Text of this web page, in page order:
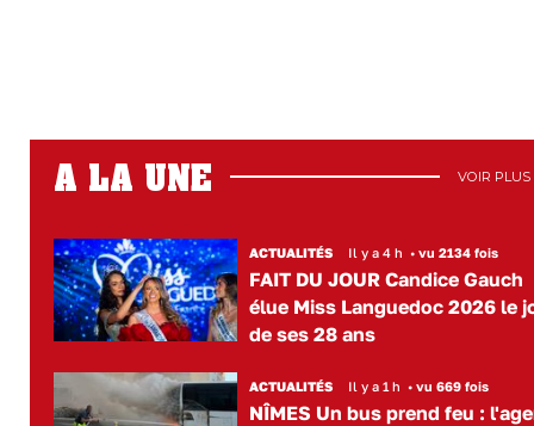
A LA UNE VOIR PLUS
ACTUALITÉS Il y a 4 h • vu 2134 fois
FAIT DU JOUR Candice Gauch
élue Miss Languedoc 2026 le
de ses 28 ans
ACTUALITÉS Il y a 1 h • vu 669 fois
NÎMES Un bus prend feu :